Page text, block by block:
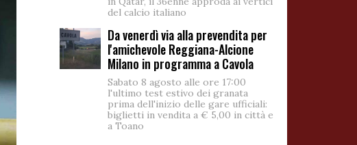
del calcio italiano
Da venerdì via alla prevendita per
l'amichevole Reggiana-Alcione
Milano in programma a Cavola
Sabato 8 agosto alle ore 17:00
l'ultimo test estivo dei granata
prima dell'inizio delle gare ufficiali:
biglietti in vendita a € 5,00 in città e
a Toano